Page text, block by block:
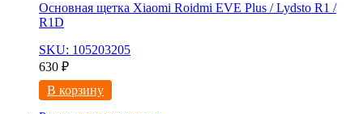
Основная щетка Xiaomi Roidmi EVE Plus / Lydsto R1 /
R1D
SKU: 105203205
630 ₽
В корзину